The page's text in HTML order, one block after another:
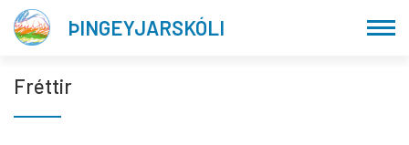
Fara
ÞINGEYJARSKÓLI
Fréttir